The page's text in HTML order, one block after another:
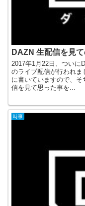
DAZN 生配信を見
2017年1月22日、ついに
のライブ配信が行われ
に書いていますので、
信を見て思った事を...
時事